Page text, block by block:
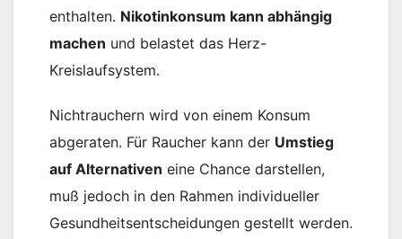
enthalten. Nikotinkonsum kann abhängig
machen und belastet das Herz-
Kreislaufsystem.
Nichtrauchern wird von einem Konsum
abgeraten. Für Raucher kann der Umstieg
auf Alternativen eine Chance darstellen,
muß jedoch in den Rahmen individueller
Gesundheitsentscheidungen gestellt werden.